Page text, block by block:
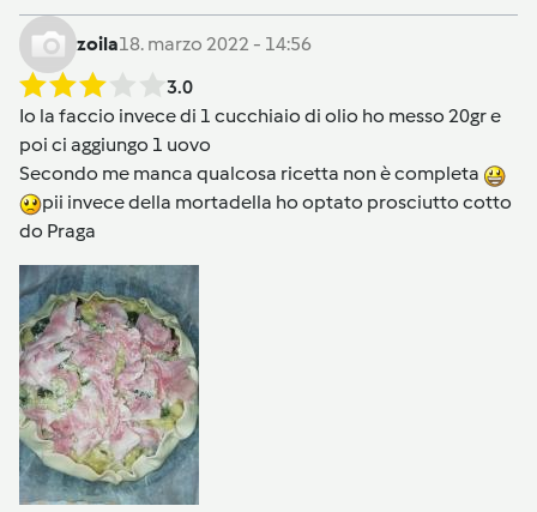
zoila18. marzo 2022 - 14:56
3.0
Io la faccio invece di 1 cucchiaio di olio ho messo 20gr e
poi ci aggiungo 1 uovo
Secondo me manca qualcosa ricetta non è completa
pii invece della mortadella ho optato prosciutto cotto
do Praga